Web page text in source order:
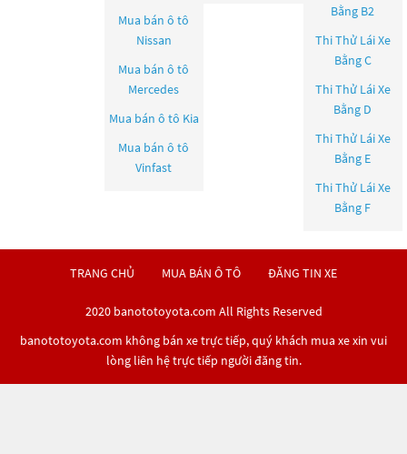
Mua bán ô tô
Nissan
Mua bán ô tô
Mercedes
Mua bán ô tô Kia
Mua bán ô tô
Vinfast
Bằng B2
Thi Thử Lái Xe
Bằng C
Thi Thử Lái Xe
Bằng D
Thi Thử Lái Xe
Bằng E
Thi Thử Lái Xe
Bằng F
TRANG CHỦ MUA BÁN Ô TÔ ĐĂNG TIN XE
2020 banototoyota.com All Rights Reserved
banototoyota.com không bán xe trực tiếp, quý khách mua xe xin vui
lòng liên hệ trực tiếp người đăng tin.